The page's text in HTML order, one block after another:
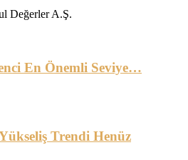
Değerler A.Ş.
En Önemli Seviye…
Trendi Henüz